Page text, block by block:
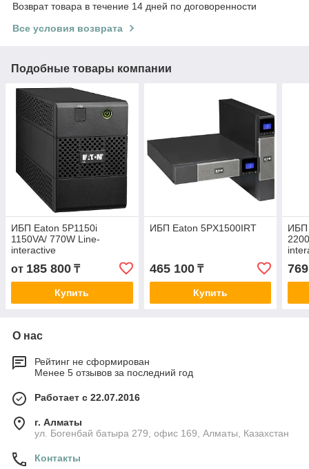
Возврат товара в течение 14 дней по договоренности
Все условия возврата
Подобные товары компании
ИБП Eaton 5P1150i
1150VA/ 770W Line-
interactive
от 185 800 ₸
Купить
ИБП Eaton 5PX1500IRT
465 100₸
Купить
ИБП
О нас
Рейтинг не сформирован
Менее 5 отзывов за последний год
Работает с 22.07.2016
г. Алматы
ул. Богенбай батыра 279, офис 169, Алматы, Казахстан
Контакты